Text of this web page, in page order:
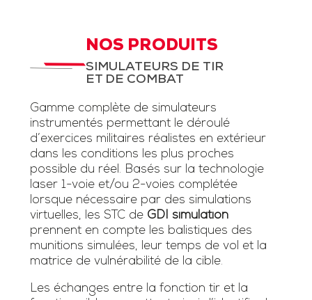
NOS PRODUITS
SIMULATEURS DE TIR
ET DE COMBAT
Gamme complète de simulateurs
instrumentés permettant le déroulé
d’exercices militaires réalistes en extérieur
dans les conditions les plus proches
possible du réel. Basés sur la technologie
laser 1-voie et/ou 2-voies complétée
lorsque nécessaire par des simulations
virtuelles, les STC de GDI simulation
prennent en compte les balistiques des
munitions simulées, leur temps de vol et la
matrice de vulnérabilité de la cible.
Les échanges entre la fonction tir et la